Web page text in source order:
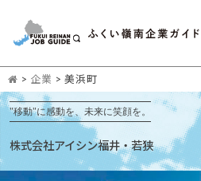
> 企業 > 美浜町
"移動"に感動を、未来に笑顔を。
株式会社アイシン福井・若狭